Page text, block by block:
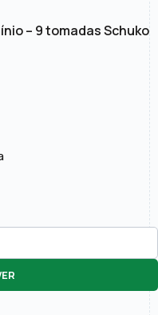
– 9 tomadas Schuko